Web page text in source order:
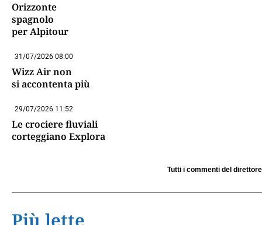
Orizzonte
spagnolo
per Alpitour
31/07/2026 08:00
Wizz Air non
si accontenta più
29/07/2026 11:52
Le crociere fluviali
corteggiano Explora
Tutti i commenti del direttore
Più lette